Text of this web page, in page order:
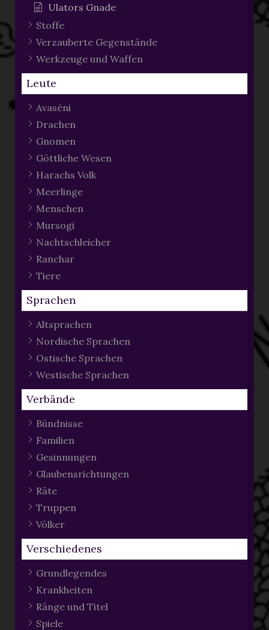
Ulators Gnade
Stoffe
Verzauberte Gegenstände
Werkzeuge und Waffen
Leute
Avaséni
Drachen
Gnomen
Göttliche Wesen
Harachs Volk
Meerlinge
Menschen
Mursogi
Nachtschleicher
Ranchar
Tiere
Sprachen
Altsprachen
Nordische Sprachen
Ostische Sprachen
Westische Sprachen
Verbände
Bündnisse
Familien
Gesinnungen
Glaubensrichtungen
Räte
Truppen
Völker
Verschiedenes
Grundlegendes
Krankheiten
Ränge und Titel
Spiele